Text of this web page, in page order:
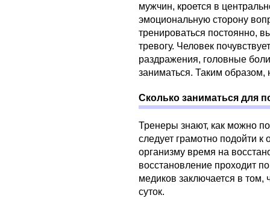
мужчин, кроется в
эмоциональную сторону
тренироваться постоянно,
тревогу. Человек
раздражения, головные
заниматься. Таким
Сколько заниматься для
Тренеры знают, как можно
следует грамотно подойти
организму время на
восстановление проходит
медиков заключается в том,
суток.